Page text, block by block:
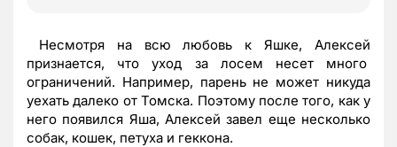
Несмотря на всю любовь к Яшке, Алексей
признается, что уход за лосем несет много
ограничений. Например, парень не может никуда
уехать далеко от Томска. Поэтому после того, как у
него появился Яша, Алексей завел еще несколько
собак, кошек, петуха и геккона.